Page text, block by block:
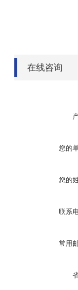
在线咨询
您的
您的
联系
常用